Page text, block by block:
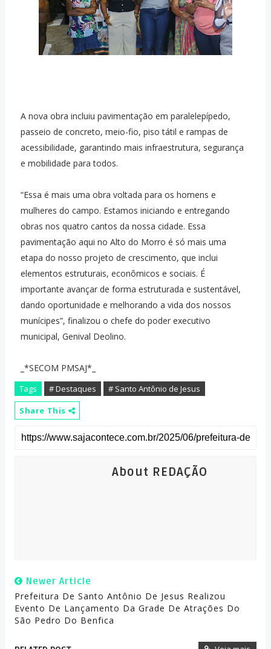
A nova obra incluiu pavimentação em paralelepípedo,
passeio de concreto, meio-fio, piso tátil e rampas de
acessibilidade, garantindo mais infraestrutura, segurança
e mobilidade para todos.
“Essa é mais uma obra voltada para os homens e
mulheres do campo. Estamos iniciando e entregando
obras nos quatro cantos da nossa cidade. Essa
pavimentação aqui no Alto do Morro é só mais uma
etapa do nosso projeto de crescimento, que inclui
elementos estruturais, econômicos e sociais. É
importante avançar de forma estruturada e sustentável,
dando oportunidade e melhorando a vida dos nossos
munícipes”, finalizou o chefe do poder executivo
municipal, Genival Deolino.
_*SECOM PMSAJ*_
Tags # Destaques
# Santo Antônio de Jesus
Share This
About REDAÇÃO
Newer Article
Prefeitura De Santo Antônio De Jesus Realizou
Evento De Lançamento Da Grade De Atrações Do
São Pedro Do Benfica